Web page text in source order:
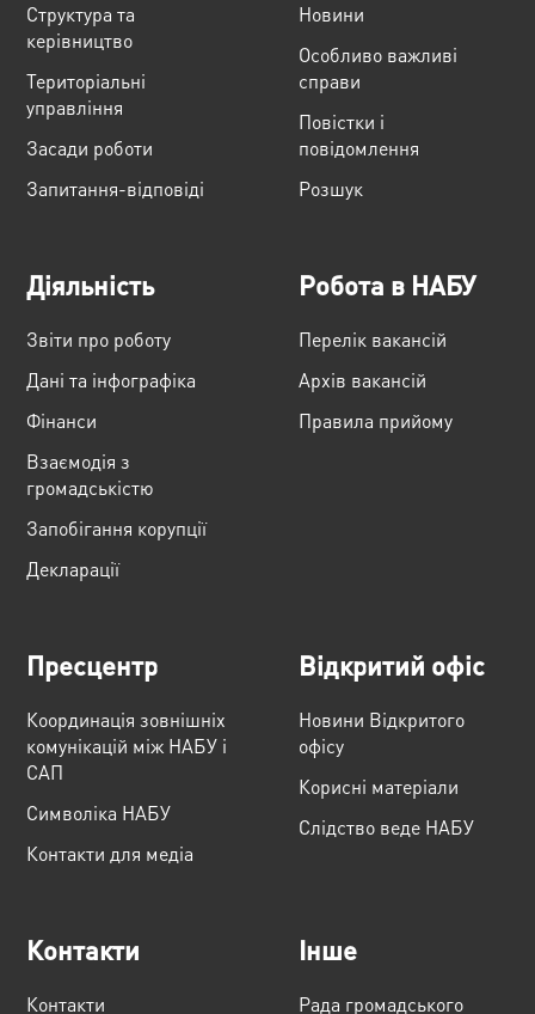
Структура та
керівництво
Територіальні
управління
Засади роботи
Запитання-відповіді
Новини
Особливо важливі
справи
Повістки і
повідомлення
Розшук
Діяльність
Звіти про роботу
Дані та інфографіка
Фінанси
Взаємодія з
громадськістю
Запобігання корупції
Декларації
Робота в НАБУ
Перелік вакансій
Архів вакансій
Правила прийому
Пресцентр
Координація зовнішніх
комунікацій між НАБУ і
САП
Cимволіка НАБУ
Контакти для медіа
Відкритий офіс
Новини Відкритого
офісу
Корисні матеріали
Слідство веде НАБУ
Контакти
Контакти
Інше
Рада громадського